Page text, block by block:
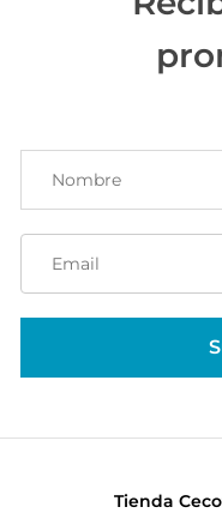
Tienda